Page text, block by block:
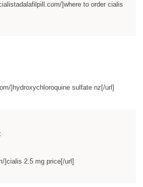
]where to order cialis
]hydroxychloroquine sulfate nz[/url]
]cialis 2.5 mg price[/url]